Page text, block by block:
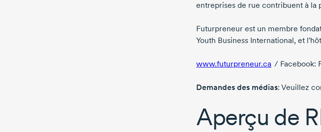
entreprises de rue contribuent à la
Futurpreneur est un membre
Youth Business International, et
www.futurpreneur.ca / Facebook:
Demandes des médias: Veuillez
Aperçu de